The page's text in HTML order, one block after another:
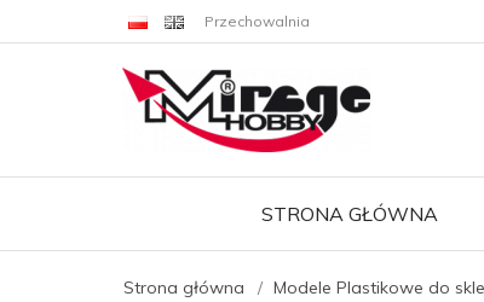
Przechowalnia
STRONA GŁÓWNA
Strona główna Modele Plastikowe do